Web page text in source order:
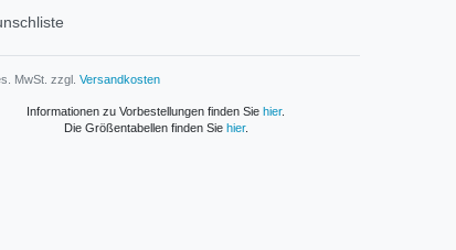
MwSt. zzgl. Versandkosten
Informationen zu Vorbestellungen finden Sie hier.
Die Größentabellen finden Sie hier.